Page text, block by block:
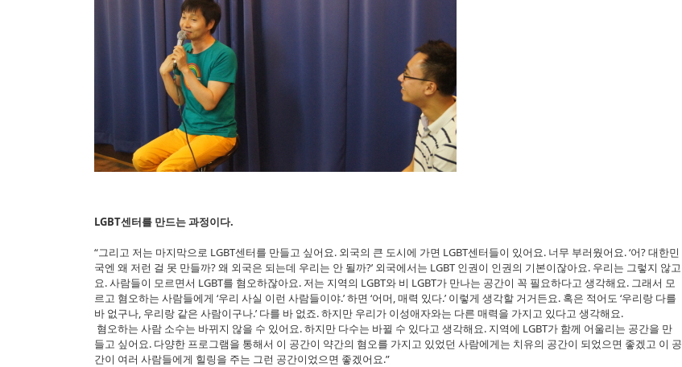
LGBT센터를 만드는 과정이다.
“그리고 저는 마지막으로 LGBT센터를 만들고 싶어요. 외국의 큰 도시에 가면 LGBT센터들이 있어요. 너무 부러웠어요. ‘어? 대한민
국엔 왜 저런 걸 못 만들까? 왜 외국은 되는데 우리는 안 될까?’ 외국에서는 LGBT 인권이 인권의 기본이잖아요. 우리는 그렇지 않고
요. 사람들이 모르면서 LGBT를 혐오하잖아요. 저는 지역의 LGBT와 비 LGBT가 만나는 공간이 꼭 필요하다고 생각해요. 그래서 모
르고 혐오하는 사람들에게 ‘우리 사실 이런 사람들이야.’ 하면 ‘어머, 매력 있다.’ 이렇게 생각할 거거든요. 혹은 적어도 ‘우리랑 다를
바 없구나, 우리랑 같은 사람이구나.’ 다를 바 없죠. 하지만 우리가 이성애자와는 다른 매력을 가지고 있다고 생각해요.
혐오하는 사람 소수는 바뀌지 않을 수 있어요. 하지만 다수는 바뀔 수 있다고 생각해요. 지역에 LGBT가 함께 어울리는 공간을 만
들고 싶어요. 다양한 프로그램을 통해서 이 공간이 약간의 혐오를 가지고 있었던 사람에게는 치유의 공간이 되었으면 좋겠고 이 공
간이 여러 사람들에게 힐링을 주는 그런 공간이었으면 좋겠어요.”